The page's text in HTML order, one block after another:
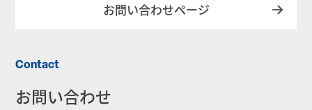
お問い合わせページ
Contact
お問い合わせ